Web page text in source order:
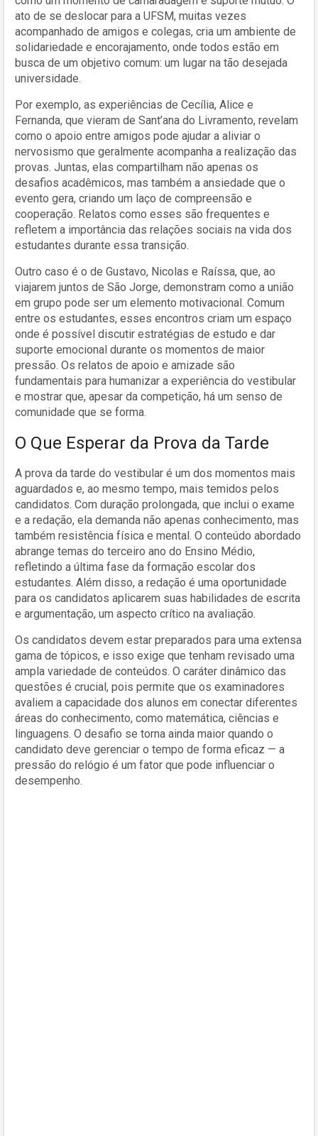
ato de se deslocar para a UFSM, muitas vezes
acompanhado de amigos e colegas, cria um ambiente de
solidariedade e encorajamento, onde todos estão em
busca de um objetivo comum: um lugar na tão desejada
universidade.
Por exemplo, as experiências de Cecília, Alice e
Fernanda, que vieram de Sant’ana do Livramento, revelam
como o apoio entre amigos pode ajudar a aliviar o
nervosismo que geralmente acompanha a realização das
provas. Juntas, elas compartilham não apenas os
desafios acadêmicos, mas também a ansiedade que o
evento gera, criando um laço de compreensão e
cooperação. Relatos como esses são frequentes e
refletem a importância das relações sociais na vida dos
estudantes durante essa transição.
Outro caso é o de Gustavo, Nicolas e Raíssa, que, ao
viajarem juntos de São Jorge, demonstram como a união
em grupo pode ser um elemento motivacional. Comum
entre os estudantes, esses encontros criam um espaço
onde é possível discutir estratégias de estudo e dar
suporte emocional durante os momentos de maior
pressão. Os relatos de apoio e amizade são
fundamentais para humanizar a experiência do vestibular
e mostrar que, apesar da competição, há um senso de
comunidade que se forma.
O Que Esperar da Prova da Tarde
A prova da tarde do vestibular é um dos momentos mais
aguardados e, ao mesmo tempo, mais temidos pelos
candidatos. Com duração prolongada, que inclui o exame
e a redação, ela demanda não apenas conhecimento, mas
também resistência física e mental. O conteúdo abordado
abrange temas do terceiro ano do Ensino Médio,
refletindo a última fase da formação escolar dos
estudantes. Além disso, a redação é uma oportunidade
para os candidatos aplicarem suas habilidades de escrita
e argumentação, um aspecto crítico na avaliação.
Os candidatos devem estar preparados para uma extensa
gama de tópicos, e isso exige que tenham revisado uma
ampla variedade de conteúdos. O caráter dinâmico das
questões é crucial, pois permite que os examinadores
avaliem a capacidade dos alunos em conectar diferentes
áreas do conhecimento, como matemática, ciências e
linguagens. O desafio se torna ainda maior quando o
candidato deve gerenciar o tempo de forma eficaz — a
pressão do relógio é um fator que pode influenciar o
desempenho.